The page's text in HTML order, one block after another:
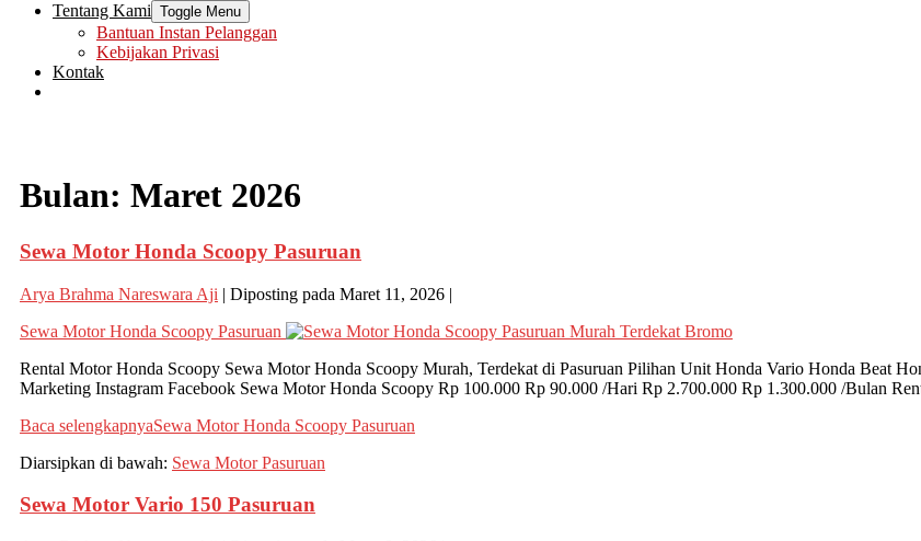
Tentang Kami Toggle Menu
Bantuan Instan Pelanggan
Kebijakan Privasi
Kontak
Bulan: Maret 2026
Sewa Motor Honda Scoopy Pasuruan
Arya Brahma Nareswara Aji | Diposting pada Maret 11, 2026 |
Sewa Motor Honda Scoopy Pasuruan
Rental Motor Honda Scoopy Sewa Motor Honda Scoopy Murah, Terdekat di Pasuruan Pilihan Unit Honda Vario Honda Beat
Marketing Instagram Facebook Sewa Motor Honda Scoopy Rp 100.000 Rp 90.000 /Hari Rp 2.700.000 Rp 1.300.000 /Bulan
Baca selengkapnyaSewa Motor Honda Scoopy Pasuruan
Diarsipkan di bawah: Sewa Motor Pasuruan
Sewa Motor Vario 150 Pasuruan